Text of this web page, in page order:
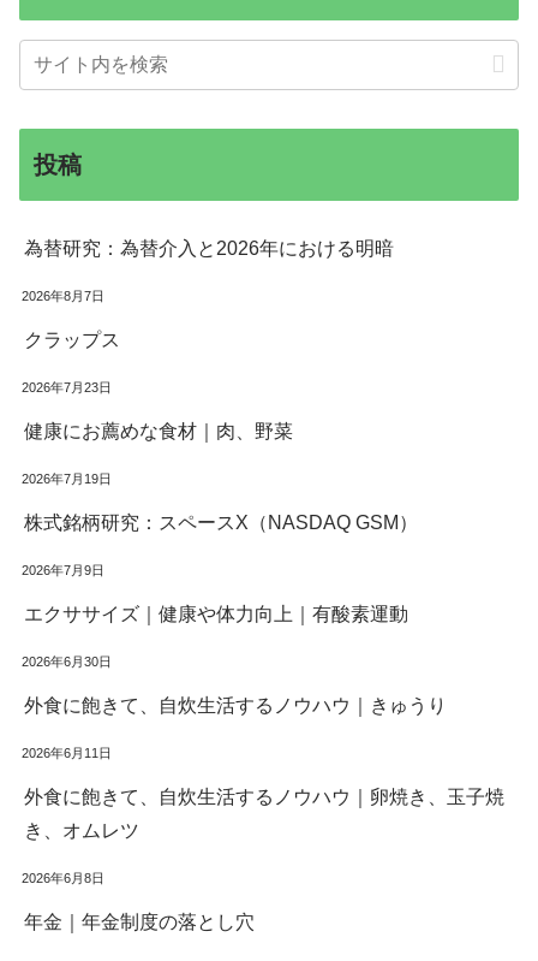
投稿
為替研究：為替介入と2026年における明暗
2026年8月7日
クラップス
2026年7月23日
健康にお薦めな食材｜肉、野菜
2026年7月19日
株式銘柄研究：スペースX（NASDAQ GSM）
2026年7月9日
エクササイズ｜健康や体力向上｜有酸素運動
2026年6月30日
外食に飽きて、自炊生活するノウハウ｜きゅうり
2026年6月11日
外食に飽きて、自炊生活するノウハウ｜卵焼き、玉子焼
き、オムレツ
2026年6月8日
年金｜年金制度の落とし穴